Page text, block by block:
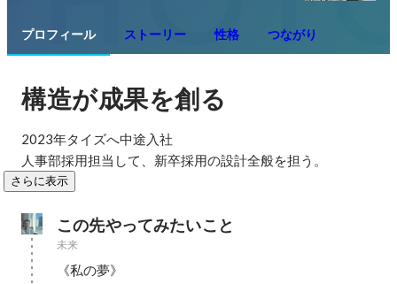
プロフィール ストーリー 性格 つながり
構造が成果を創る
2023年タイズへ中途入社
人事部採用担当して、新卒採用の設計全般を担う。
さらに表示
この先やってみたいこと
未来
《私の夢》